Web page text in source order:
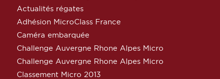
Actualités régates
Adhésion MicroClass France
Caméra embarquée
Challenge Auvergne Rhone Alpes Micro
Challenge Auvergne Rhone Alpes Micro
Classement Micro 2013